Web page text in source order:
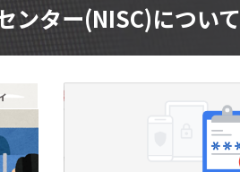
ンター(NISC)について